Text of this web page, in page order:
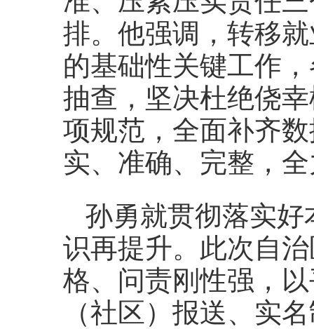
排。他强调，转移
的基础性关键工作
抽查，坚决杜绝侥
项规范，全面补齐
实、准确、完整，
孙勇就贯彻落实
识再提升。此次自
格、问责刚性强，
（社区）报送、实